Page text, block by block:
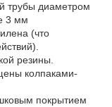
трубы диаметром
3 мм
(что
резины.
колпаками-
покрытием